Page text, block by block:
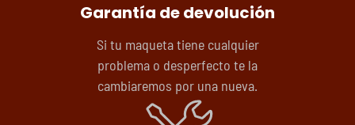
Garantía de devolución
Si tu maqueta tiene cualquier
problema o desperfecto te la
cambiaremos por una nueva.